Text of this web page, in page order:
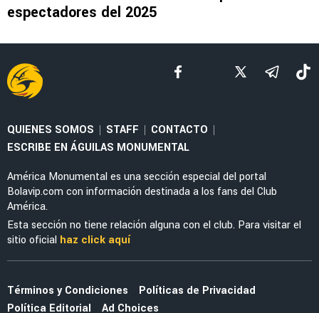
FEMENIL
Para ver una y otra vez: El festín de goles de
América Femenil en 2025